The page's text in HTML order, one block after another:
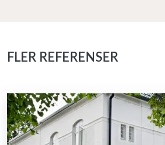
FLER REFERENSER